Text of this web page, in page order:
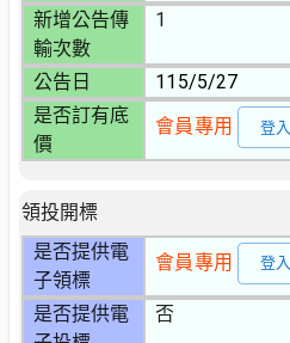
新增公告傳
輸次數
1
公告日
115/5/27
是否訂有底
價
會員專用 登入
領投開標
是否提供電
子領標
會員專用 登入
是否提供電
否